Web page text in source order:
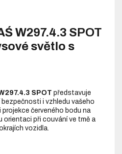
W297.4.3 SPOT
světlo s
SPOT představuje
i vzhledu vašeho
červeného bodu na
při couvání ve tmě a
vozidla.